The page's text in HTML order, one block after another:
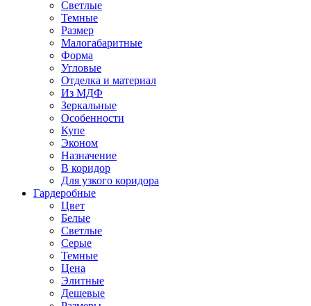
Светлые
Темные
Размер
Малогабаритные
Форма
Угловые
Отделка и материал
Из МДФ
Зеркальные
Особенности
Купе
Эконом
Назначение
В коридор
Для узкого коридора
Гардеробные
Цвет
Белые
Светлые
Серые
Темные
Цена
Элитные
Дешевые